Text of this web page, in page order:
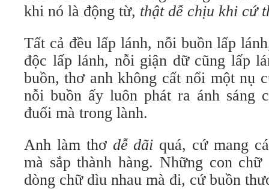
khi nó là động từ, thật dễ chịu khi cứ
Tất cả đều lấp lánh, nỗi buồn lấp
độc lấp lánh, nỗi giận dữ cũng lấp
buồn, thơ anh không cất nổi một nụ
nỗi buồn ấy luôn phát ra ánh sáng
đuối mà trong lành.
Anh làm thơ dễ dãi quá, cứ mang
mà sắp thành hàng. Những con
dòng chữ dìu nhau mà đi, cứ buồn